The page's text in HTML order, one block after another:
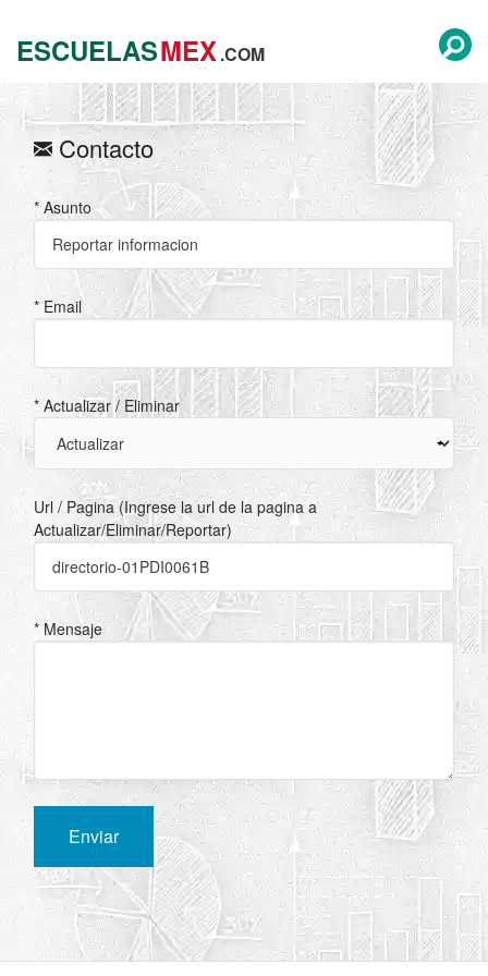
ESCUELASMEX.COM
Contacto
* Asunto
* Email
* Actualizar / Eliminar
Url / Pagina (Ingrese la url de la pagina a
Actualizar/Eliminar/Reportar)
* Mensaje
Enviar